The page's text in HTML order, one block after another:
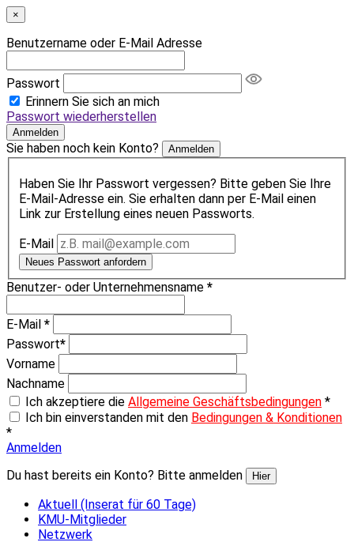
×
Benutzername oder E-Mail Adresse
Passwort
Erinnern Sie sich an mich
Passwort wiederherstellen
Anmelden
Sie haben noch kein Konto? Anmelden
Haben Sie Ihr Passwort vergessen? Bitte geben Sie Ihre
E-Mail-Adresse ein. Sie erhalten dann per E-Mail einen
Link zur Erstellung eines neuen Passworts.
E-Mail
Neues Passwort anfordern
Benutzer- oder Unternehmensname *
E-Mail *
Passwort*
Vorname
Nachname
Ich akzeptiere die Allgemeine Geschäftsbedingungen *
Ich bin einverstanden mit den Bedingungen & Konditionen
*
Anmelden
Du hast bereits ein Konto? Bitte anmelden
Hier
Aktuell (Inserat für 60 Tage)
KMU-Mitglieder
Netzwerk